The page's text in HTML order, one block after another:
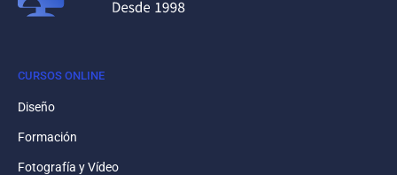
CURSOS ONLINE
Diseño
Formación
Fotografía y Vídeo